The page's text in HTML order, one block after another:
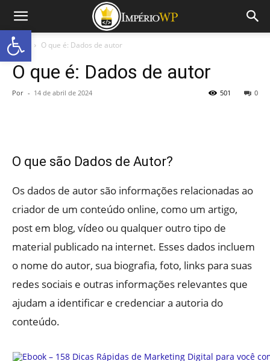
Início O que é: Dados de autor
O que é: Dados de autor
Por - 14 de abril de 2024 0
501
O que são Dados de Autor?
Os dados de autor são informações relacionadas ao
criador de um conteúdo online, como um artigo,
post em blog, vídeo ou qualquer outro tipo de
material publicado na internet. Esses dados incluem
o nome do autor, sua biografia, foto, links para suas
redes sociais e outras informações relevantes que
ajudam a identificar e credenciar a autoria do
conteúdo.
Abrir a barra de ferramentas